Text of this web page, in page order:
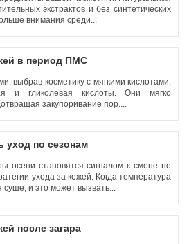
экстрактов и без синтетических
внимания среди...
в период ПМС
выбрав косметику с мягкими кислотами,
и гликолевая кислоты. Они мягко
закупоривание пор....
уход по сезонам
осени становятся сигналом к смене не
ухода за кожей. Когда температура
суше, и это может вызвать...
после загара